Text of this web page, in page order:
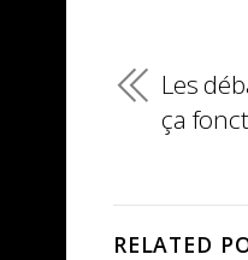
Les
ça
RELATED